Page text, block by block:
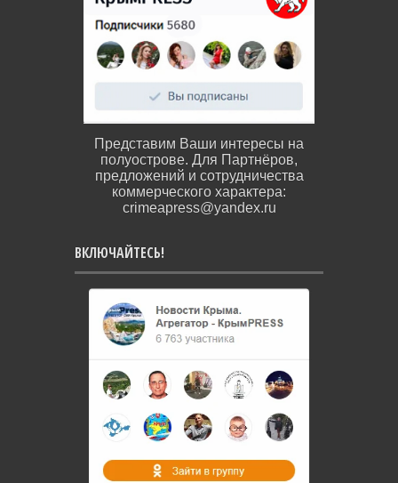
Представим Ваши интересы на
полуострове. Для Партнёров,
предложений и сотрудничества
коммерческого характера:
crimeapress@yandex.ru
ВКЛЮЧАЙТЕСЬ!